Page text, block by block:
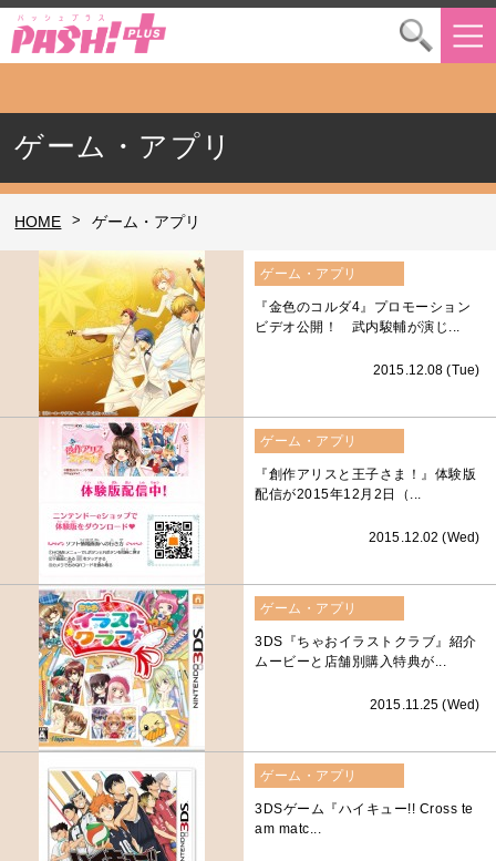
ゲーム・アプリ
HOME > ゲーム・アプリ
ゲーム・アプリ
『金色のコルダ4』プロモーション
ビデオ公開！ 武内駿輔が演じ...
2015.12.08 (Tue)
ゲーム・アプリ
『創作アリスと王子さま！』体験版
配信が2015年12月2日（...
2015.12.02 (Wed)
ゲーム・アプリ
3DS『ちゃおイラストクラブ』紹介
ムービーと店舗別購入特典が...
2015.11.25 (Wed)
ゲーム・アプリ
3DSゲーム『ハイキュー!! Cross te
am matc...